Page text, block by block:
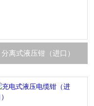
分离式液压钳（进口）